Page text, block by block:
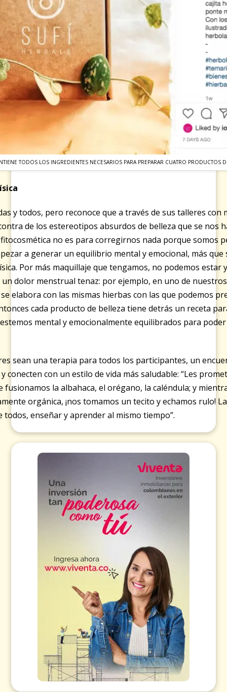
TODOS LOS INGREDIENTES NECESARIOS PARA PREPARAR CUATRO PRODUCTOS
y todos, pero reconoce que a través de sus talleres
de los estereotipos absurdos de belleza que se nos
fitocosmética no es para corregirnos nada porque somos
a generar un equilibrio mental y emocional, más
Por más maquillaje que tengamos, no podemos estar
dolor menstrual tenaz: por ejemplo, en uno de
elabora con las mismas hierbas con las que podemos
cada producto de belleza tiene detrás un receta
mental y emocionalmente equilibrados para
sean una terapia para todos los participantes, un
conecten con un estilo de vida más saludable: “Les
fusionamos la albahaca, el orégano, la caléndula; y
orgánica, ¡nos tomamos un tecito y echamos rulo!
enseñar y aprender al mismo tiempo”.